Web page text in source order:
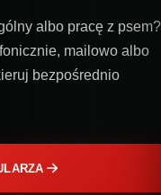
albo pracę z psem?
mailowo albo
bezpośrednio